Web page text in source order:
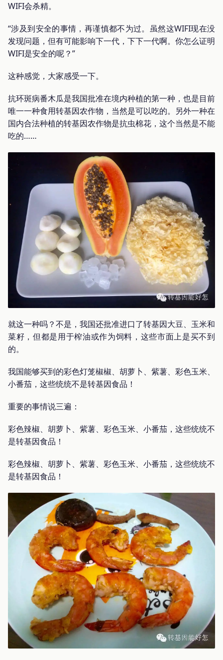
WIFI会杀精。
“涉及到安全的事情，再谨慎都不为过。虽然这WIFI现在没
发现问题，但有可能影响下一代，下下一代啊。你怎么证明
WIFI是安全的呢？”
这种感觉，大家感受一下。
抗环斑病番木瓜是我国批准在境内种植的第一种，也是目前
唯一一种食用转基因农作物，当然是可以吃的。另外一种在
国内合法种植的转基因农作物是抗虫棉花，这个当然是不能
吃的……
就这一种吗？不是，我国还批准进口了转基因大豆、玉米和
菜籽，但都是用于榨油或作为饲料，这些市面上是买不到
的。
我国能够买到的彩色灯笼椒椒、胡萝卜、紫薯、彩色玉米、
小番茄，这些统统不是转基因食品！
重要的事情说三遍：
彩色辣椒、胡萝卜、紫薯、彩色玉米、小番茄，这些统统不
是转基因食品！
彩色辣椒、胡萝卜、紫薯、彩色玉米、小番茄，这些统统不
是转基因食品！